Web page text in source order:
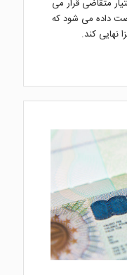
متقاضی قرار می
داده می شود که
نهایی کند.